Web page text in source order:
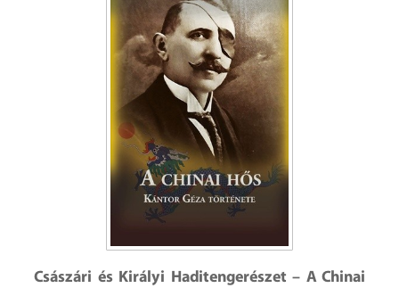
Császári és Királyi Haditengerészet – A Chinai